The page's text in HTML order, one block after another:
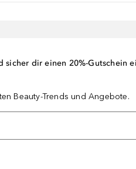
dir einen 20%-Gutschein
Beauty-Trends und Angebote.